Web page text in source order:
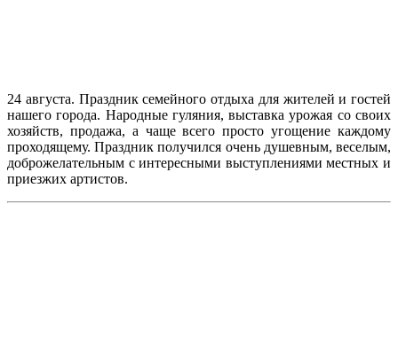
24 августа. Праздник семейного отдыха для жителей и гостей
нашего города. Народные гуляния, выставка урожая со своих
хозяйств, продажа, а чаще всего просто угощение каждому
проходящему. Праздник получился очень душевным, веселым,
доброжелательным с интересными выступлениями местных и
приезжих артистов.